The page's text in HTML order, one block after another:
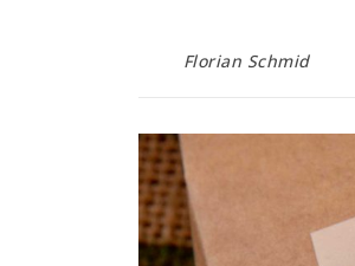
Florian Schmid